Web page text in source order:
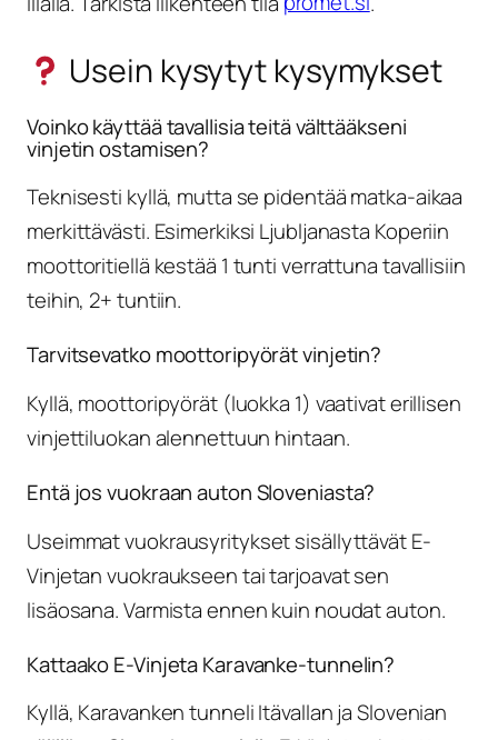
Usein kysytyt kysymykset
Voinko käyttää tavallisia teitä välttääkseni
vinjetin ostamisen?
Teknisesti kyllä, mutta se pidentää matka-aikaa
merkittävästi. Esimerkiksi Ljubljanasta Koperiin
moottoritiellä kestää 1 tunti verrattuna tavallisiin
teihin, 2+ tuntiin.
Tarvitsevatko moottoripyörät vinjetin?
Kyllä, moottoripyörät (luokka 1) vaativat erillisen
vinjettiluokan alennettuun hintaan.
Entä jos vuokraan auton Sloveniasta?
Useimmat vuokrausyritykset sisällyttävät E-
Vinjetan vuokraukseen tai tarjoavat sen
lisäosana. Varmista ennen kuin noudat auton.
Kattaako E-Vinjeta Karavanke-tunnelin?
Kyllä, Karavanken tunneli Itävallan ja Slovenian